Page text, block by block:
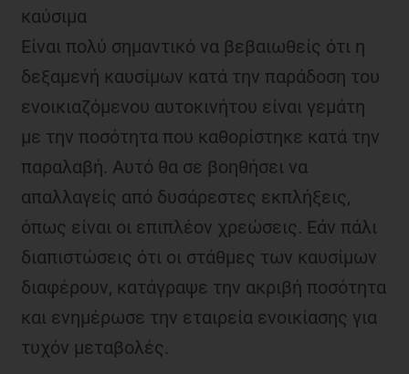
καύσιμα
Είναι πολύ σημαντικό να βεβαιωθείς ότι η
δεξαμενή καυσίμων κατά την παράδοση του
ενοικιαζόμενου αυτοκινήτου είναι γεμάτη
με την ποσότητα που καθορίστηκε κατά την
παραλαβή. Αυτό θα σε βοηθήσει να
απαλλαγείς από δυσάρεστες εκπλήξεις,
όπως είναι οι επιπλέον χρεώσεις. Εάν πάλι
διαπιστώσεις ότι οι στάθμες των καυσίμων
διαφέρουν, κατάγραψε την ακριβή ποσότητα
και ενημέρωσε την εταιρεία ενοικίασης για
τυχόν μεταβολές.